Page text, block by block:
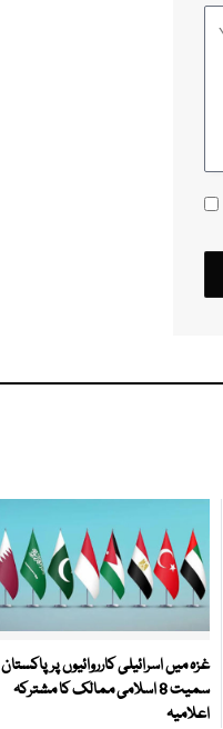
غزہ میں اسرائیلی کارروائیوں پر پاکستان
سمیت 8 اسلامی ممالک کا مشترکہ
اعلامیہ